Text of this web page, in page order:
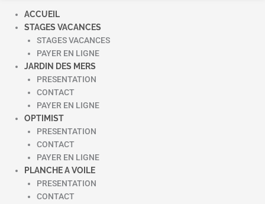
ACCUEIL
STAGES VACANCES
STAGES VACANCES
PAYER EN LIGNE
JARDIN DES MERS
PRESENTATION
CONTACT
PAYER EN LIGNE
OPTIMIST
PRESENTATION
CONTACT
PAYER EN LIGNE
PLANCHE A VOILE
PRESENTATION
CONTACT